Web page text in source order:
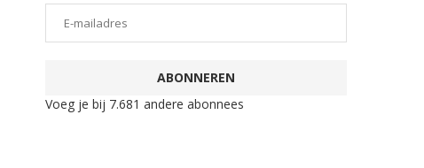
ABONNEREN
Voeg je bij 7.681 andere abonnees